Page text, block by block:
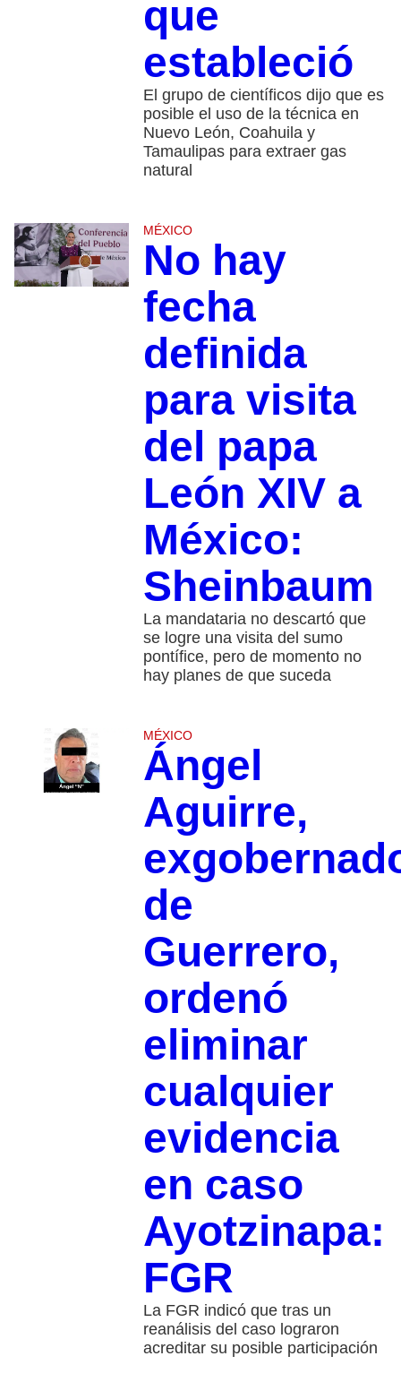
que
estableció
El grupo de científicos dijo que es
posible el uso de la técnica en
Nuevo León, Coahuila y
Tamaulipas para extraer gas
natural
MÉXICO
No hay
fecha
definida
para visita
del papa
León XIV a
México:
Sheinbaum
La mandataria no descartó que
se logre una visita del sumo
pontífice, pero de momento no
hay planes de que suceda
MÉXICO
Ángel
Aguirre,
de
Guerrero,
ordenó
eliminar
cualquier
evidencia
en caso
Ayotzinapa:
FGR
La FGR indicó que tras un
reanálisis del caso lograron
acreditar su posible participación